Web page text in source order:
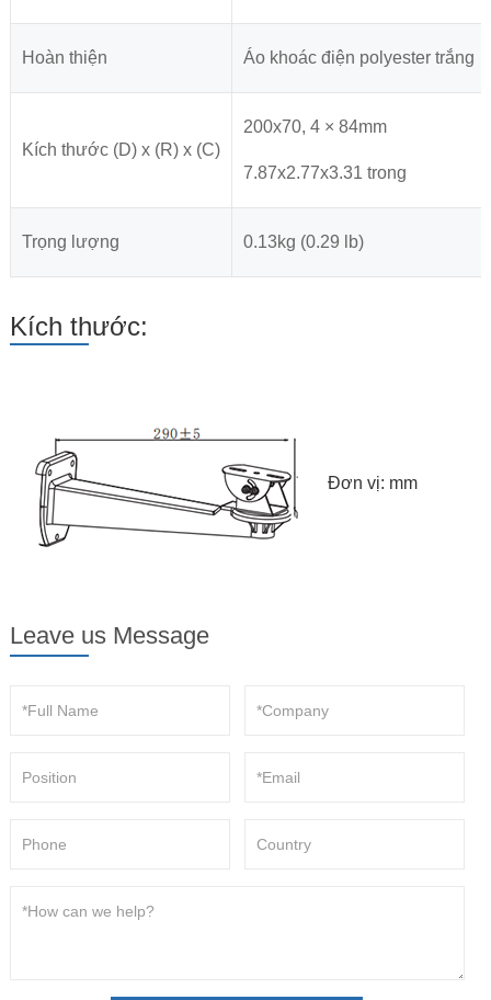
Hoàn thiện Áo khoác điện polyester trắng
Kích thước (D) x (R) x (C)
200x70, 4 × 84mm
7.87x2.77x3.31 trong
Trọng lượng 0.13kg (0.29 lb)
Kích thước:
Đơn vị: mm
Leave us Message